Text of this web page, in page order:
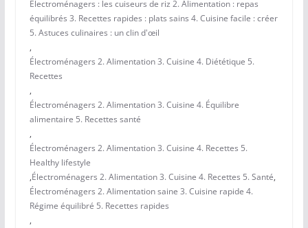
Électroménagers : les cuiseurs de riz 2. Alimentation : repas
équilibrés 3. Recettes rapides : plats sains 4. Cuisine facile : créer
5. Astuces culinaires : un clin d'œil
,
Électroménagers 2. Alimentation 3. Cuisine 4. Diététique 5.
Recettes
,
Électroménagers 2. Alimentation 3. Cuisine 4. Équilibre
alimentaire 5. Recettes santé
,
Électroménagers 2. Alimentation 3. Cuisine 4. Recettes 5.
Healthy lifestyle
,Électroménagers 2. Alimentation 3. Cuisine 4. Recettes 5. Santé,
Électroménagers 2. Alimentation saine 3. Cuisine rapide 4.
Régime équilibré 5. Recettes rapides
,